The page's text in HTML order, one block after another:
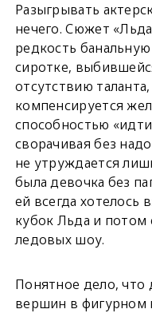
Разыгрывать
нечего. Сюжет
редкость
сиротке,
отсутствию
компенсируется
способностью
сворачивая без
не утруждается
была девочка без
ей всегда хотелось
кубок Льда и потом
ледовых шоу.
Понятное дело, что
вершин в фигурном